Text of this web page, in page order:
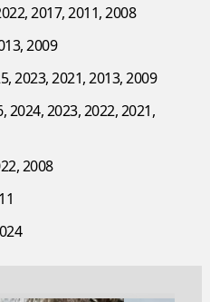
2017, 2011, 2008
2009
2023, 2021, 2013, 2009
2024, 2023, 2022, 2021,
2008